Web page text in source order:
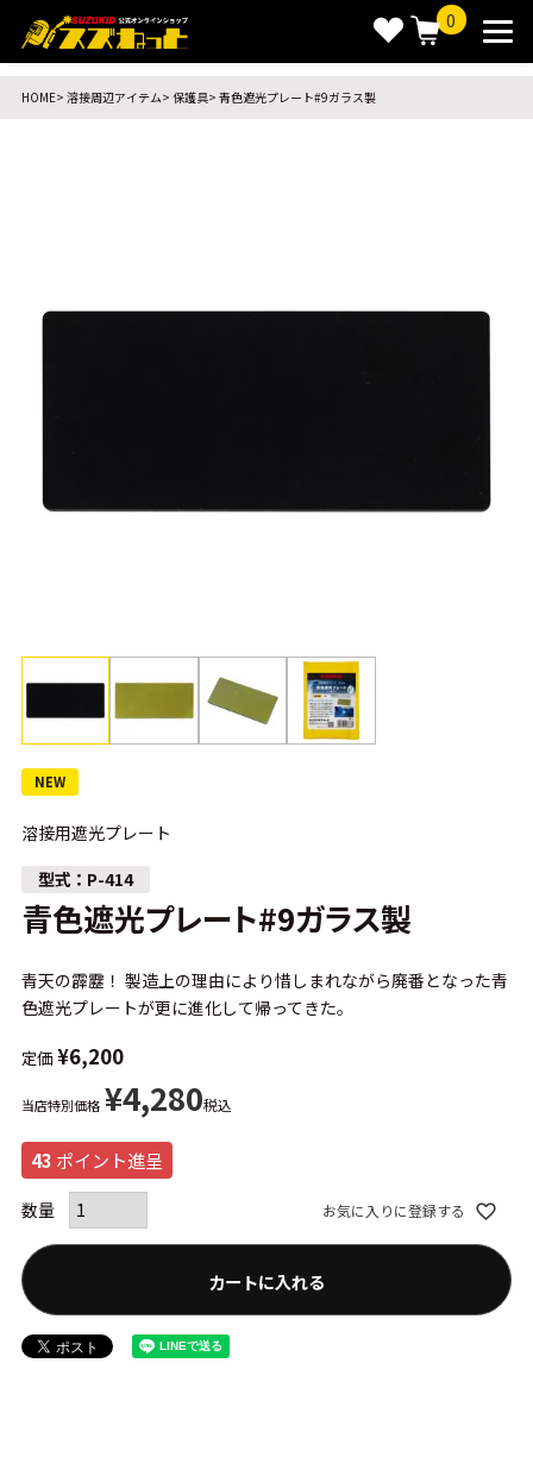
0
HOME 溶接周辺アイテム 保護具 青色遮光プレート#9ガラス製
NEW
溶接用遮光プレート
P-414
青色遮光プレート#9ガラス製
青天の霹靂！ 製造上の理由により惜しまれながら廃番となった青
色遮光プレートが更に進化して帰ってきた。
定価 ¥6,200
当店特別価格 ¥4,280税込
43 ポイント進呈
お気に入りに登録する
カートに入れる